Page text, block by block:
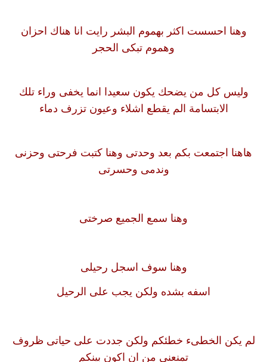
وهنا احسست اكثر بهموم البشر رايت انا هناك احزان
وهموم تبكى الحجر
وليس كل من يضحك يكون سعيدا انما يخفى وراء تلك
الابتسامة الم يقطع اشلاء وعيون تزرف دماء
هاهنا اجتمعت بكم بعد وحدتى وهنا كتبت فرحتى وحزنى
وندمى وحسرتى
وهنا سمع الجميع صرختى
وهنا سوف اسجل رحيلى
اسفه بشده ولكن يجب على الرحيل
لم يكن الخطىء خطئكم ولكن جددت على حياتى ظروف
تمنعنى من ان اكون بينكم